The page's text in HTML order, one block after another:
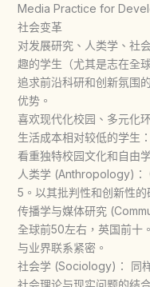
Media Practice for
社会变革
对发展研究、人类学、社
趣的学生（尤其是志在全
追求前沿科研和创新氛围
优势。
喜欢现代化校园、多元化
生活成本相对较低的学生
看重独特校园文化和自由
人类学 (Anthropology)：
5。以其批判性和创新性的
传播学与媒体研究
全球前50左右，英国前十
与业界联系紧密。
社会学 (Sociology)： 同